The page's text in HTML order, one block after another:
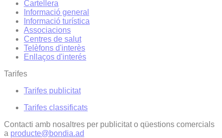
Cartellera
Informació general
Informació turística
Associacions
Centres de salut
Telèfons d'interès
Enllaços d'interés
Tarifes
Tarifes publicitat
Tarifes classificats
Contacti amb nosaltres per publicitat o qüestions comercials
a producte@bondia.ad